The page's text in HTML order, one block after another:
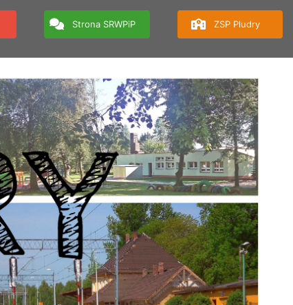
Strona SRWPiP ZSP Pludry